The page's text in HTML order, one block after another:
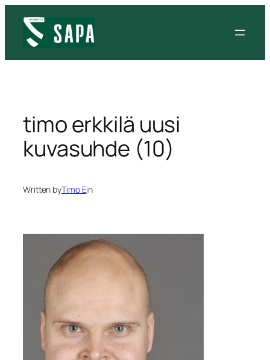
sisältöön
timo erkkilä uusi
kuvasuhde (10)
Written byTimo Ein